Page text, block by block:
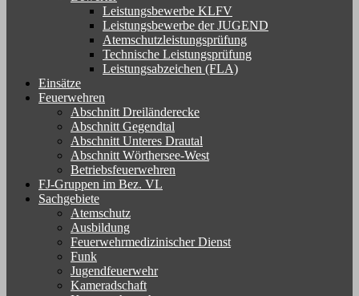
Leistungsbewerbe KLFV
Leistungsbewerbe der JUGEND
Atemschutzleistungsprüfung
Technische Leistungsprüfung
Leistungsabzeichen (FLA)
Einsätze
Feuerwehren
Abschnitt Dreiländerecke
Abschnitt Gegendtal
Abschnitt Unteres Drautal
Abschnitt Wörthersee-West
Betriebsfeuerwehren
FJ-Gruppen im Bez. VL
Sachgebiete
Atemschutz
Ausbildung
Feuerwehrmedizinischer Dienst
Funk
Jugendfeuerwehr
Kameradschaft